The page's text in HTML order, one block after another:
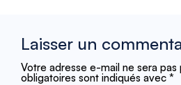
Laisser un
Votre adresse e-mail ne sera pas
obligatoires sont indiqués avec *